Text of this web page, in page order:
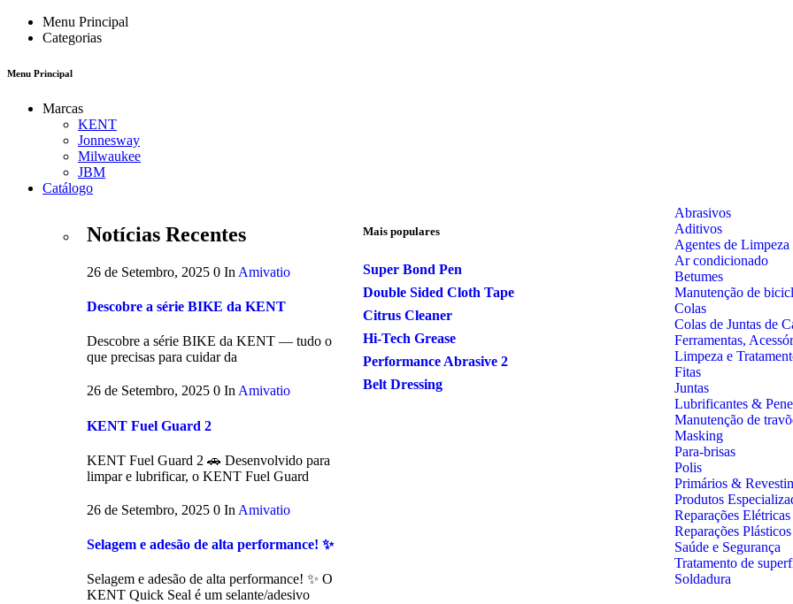
Menu Principal
Categorias
Menu Principal
Marcas
KENT
Jonnesway
Milwaukee
JBM
Catálogo
Notícias Recentes
26 de Setembro, 2025 0 In Amivatio
Descobre a série BIKE da KENT
Descobre a série BIKE da KENT — tudo o
que precisas para cuidar da
26 de Setembro, 2025 0 In Amivatio
KENT Fuel Guard 2
KENT Fuel Guard 2 🚗 Desenvolvido para
limpar e lubrificar, o KENT Fuel Guard
26 de Setembro, 2025 0 In Amivatio
Selagem e adesão de alta performance! ✨
Selagem e adesão de alta performance! ✨ O
KENT Quick Seal é um selante/adesivo
Mais populares
Super Bond Pen
Double Sided Cloth Tape
Citrus Cleaner
Hi-Tech Grease
Performance Abrasive 2
Belt Dressing
Abrasivos
Aditivos
Agentes de Limpeza
Ar condicionado
Betumes
Manutenção de
Colas
Colas de Juntas de
Ferramentas,
Limpeza e
Fitas
Juntas
Lubrificantes &
Manutenção de
Masking
Para-brisas
Polis
Primários &
Produtos
Reparações Elétricas
Reparações
Saúde e Segurança
Tratamento de
Soldadura